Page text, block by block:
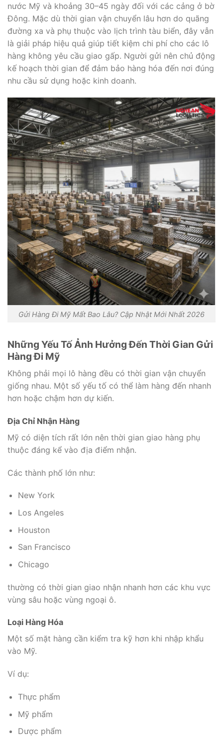
nước Mỹ và khoảng 30–45 ngày đối với các cảng ở bờ
Đông. Mặc dù thời gian vận chuyển lâu hơn do quãng
đường xa và phụ thuộc vào lịch trình tàu biển, đây vẫn
là giải pháp hiệu quả giúp tiết kiệm chi phí cho các lô
hàng không yêu cầu giao gấp. Người gửi nên chủ động
kế hoạch thời gian để đảm bảo hàng hóa đến nơi đúng
nhu cầu sử dụng hoặc kinh doanh.
Gửi Hàng Đi Mỹ Mất Bao Lâu? Cập Nhật Mới Nhất 2026
Những Yếu Tố Ảnh Hưởng Đến Thời Gian Gửi
Hàng Đi Mỹ
Không phải mọi lô hàng đều có thời gian vận chuyển
giống nhau. Một số yếu tố có thể làm hàng đến nhanh
hơn hoặc chậm hơn dự kiến.
Địa Chỉ Nhận Hàng
Mỹ có diện tích rất lớn nên thời gian giao hàng phụ
thuộc đáng kể vào địa điểm nhận.
Các thành phố lớn như:
New York
Los Angeles
Houston
San Francisco
Chicago
thường có thời gian giao nhận nhanh hơn các khu vực
vùng sâu hoặc vùng ngoại ô.
Loại Hàng Hóa
Một số mặt hàng cần kiểm tra kỹ hơn khi nhập khẩu
vào Mỹ.
Ví dụ:
Thực phẩm
Mỹ phẩm
Dược phẩm